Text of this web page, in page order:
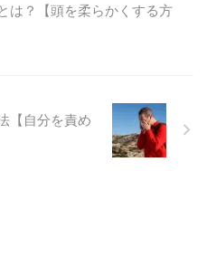
は？【頭を柔らかくする方
【自分を責め